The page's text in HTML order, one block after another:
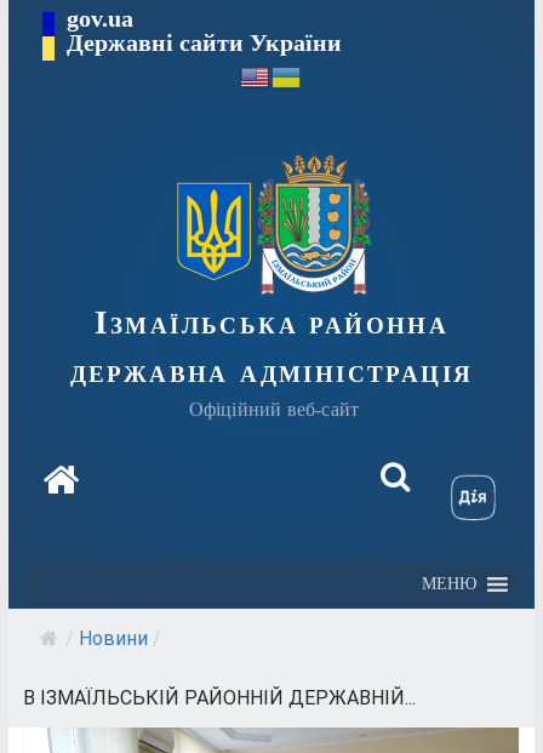
вмісту
gov.ua
Державні сайти України
Ізмаїльська районна
державна адміністрація
Офіційний веб-сайт
МЕНЮ
/ Новини /
В ІЗМАЇЛЬСЬКІЙ РАЙОННІЙ ДЕРЖАВНІЙ...